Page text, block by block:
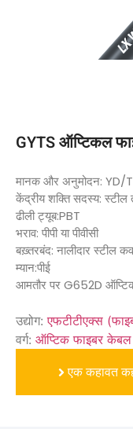
GYTS ऑप्टिकल
मानक और अनुमोदन: YD/
केंद्रीय शक्ति सदस्य: स्टील
ढीली ट्यूब:PBT
भराव: पीपी या पीवीसी
बख़्तरबंद: नालीदार स्टील
म्यान:पीई
आमतौर पर G652D
उद्योग:एफटीटीएक्स
वर्ग: ऑप्टिक फाइबर केबल
एक कहावत